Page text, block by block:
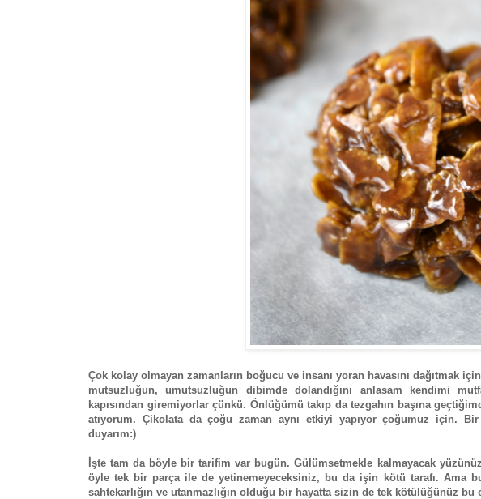
Çok kolay olmayan zamanların boğucu ve insanı yoran havasını dağıtmak
mutsuzluğun, umutsuzluğun dibimde dolandığını anlasam kendimi
kapısından giremiyorlar çünkü. Önlüğümü takıp da tezgahın başına
atıyorum. Çikolata da çoğu zaman aynı etkiyi yapıyor çoğumuz için.
duyarım:)
İşte tam da böyle bir tarifim var bugün. Gülümsetmekle kalmayacak
öyle tek bir parça ile de yetinemeyeceksiniz, bu da işin kötü tarafı. Ama
sahtekarlığın ve utanmazlığın olduğu bir hayatta sizin de tek kötülüğünüz bu